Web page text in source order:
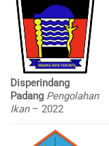
Disperindang
Padang Pengolahan
Ikan – 2022